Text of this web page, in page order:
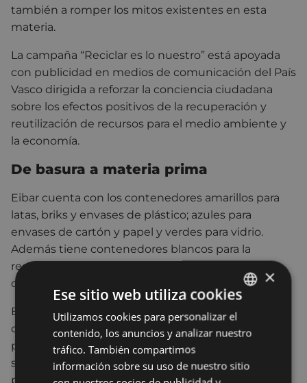
también a romper los mitos existentes en esta
materia.
La campaña “Reciclar es lo nuestro” está apoyada
con publicidad en medios de comunicación del País
Vasco dirigida a reforzar la conciencia ciudadana
sobre los efectos positivos de la recuperación y
reutilización de recursos para el medio ambiente y
la economía.
De basura a materia prima
Eibar cuenta con los contenedores amarillos para
latas, briks y envases de plástico; azules para
envases de cartón y papel y verdes para vidrio.
Además tiene contenedores blancos para la
recogida de ropa, gestionados por Olberri, y 48
contenedores de pilas, por Recypilas.
En la actualidad cuenta también con algunos
contenedores marrones de orgánica, cuya
presencia aumentará a partir del 1 de diciembre, y
se incluirán en todas las islas de contenedores. A
partir de ese día, los contenedores de resto, que
BASQUE
SPANISH
×
Ese sitio web utiliza cookies
Utilizamos cookies para personalizar el
contenido, los anuncios y analizar nuestro
tráfico. También compartimos
información sobre su uso de nuestro sitio